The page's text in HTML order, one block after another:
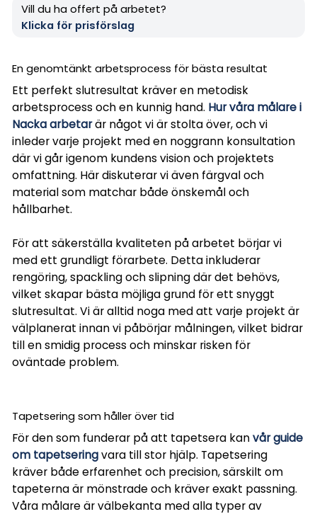
Vill du ha offert på arbetet?
Klicka för prisförslag
En genomtänkt arbetsprocess för bästa resultat
Ett perfekt slutresultat kräver en metodisk
arbetsprocess och en kunnig hand. Hur våra målare i
Nacka arbetarär något vi är stolta över, och vi
inleder varje projekt med en noggrann konsultation
där vi går igenom kundens vision och projektets
omfattning. Här diskuterar vi även färgval och
material som matchar både önskemål och
hållbarhet.
För att säkerställa kvaliteten på arbetet börjar vi
med ett grundligt förarbete. Detta inkluderar
rengöring, spackling och slipning där det behövs,
vilket skapar bästa möjliga grund för ett snyggt
slutresultat. Vi är alltid noga med att varje projekt är
välplanerat innan vi påbörjar målningen, vilket bidrar
till en smidig process och minskar risken för
oväntade problem.
Tapetsering som håller över tid
För den som funderar på att tapetsera kanvår guide
om tapetseringvara till stor hjälp. Tapetsering
kräver både erfarenhet och precision, särskilt om
tapeterna är mönstrade och kräver exakt passning.
Våra målare är välbekanta med alla typer av